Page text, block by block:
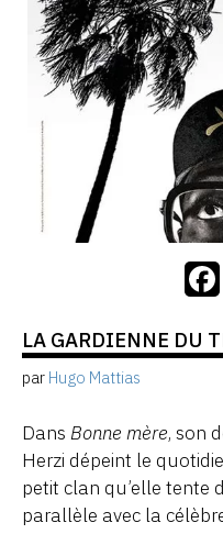
LA GARDIENNE DU
par Hugo Mattias
Dans Bonne mère, son
Herzi dépeint le
petit clan qu’elle tente
parallèle avec la